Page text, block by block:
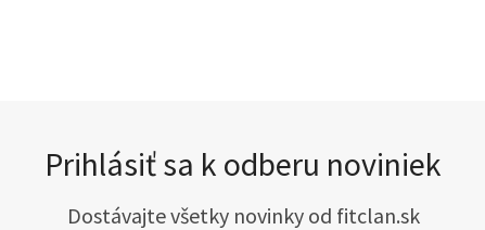
Prihlásiť sa k odberu noviniek
Dostávajte všetky novinky od fitclan.sk